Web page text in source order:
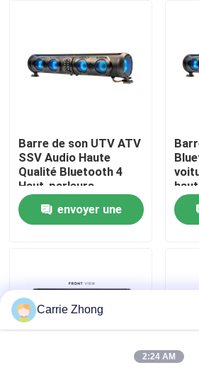
Contrôle de qualité
Contact USA
Nouvelles
Enjoliveurs de chariot de golf
Tableau de bord de chariot de
Barre de son UTV ATV
SSV Audio Haute
Qualité Bluetooth 4
Haut-parleurs
Télécommande
Étanche IP66 USB
envoyer une
Carrie Zhong
2:24 AM